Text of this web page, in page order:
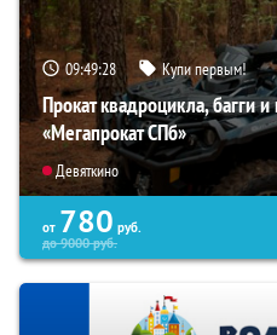
09:49:27 Купи первым!
Прокат квадроцикла, багги
«Мегапрокат СПб»
Девяткино
от 780 руб.
до9000руб.